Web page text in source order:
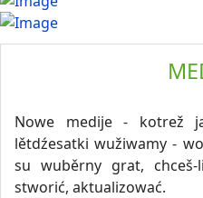
Nowe medije - kotrež
lětdźesatki wužiwamy -
su wuběrny grat,
stworić, aktualizować.